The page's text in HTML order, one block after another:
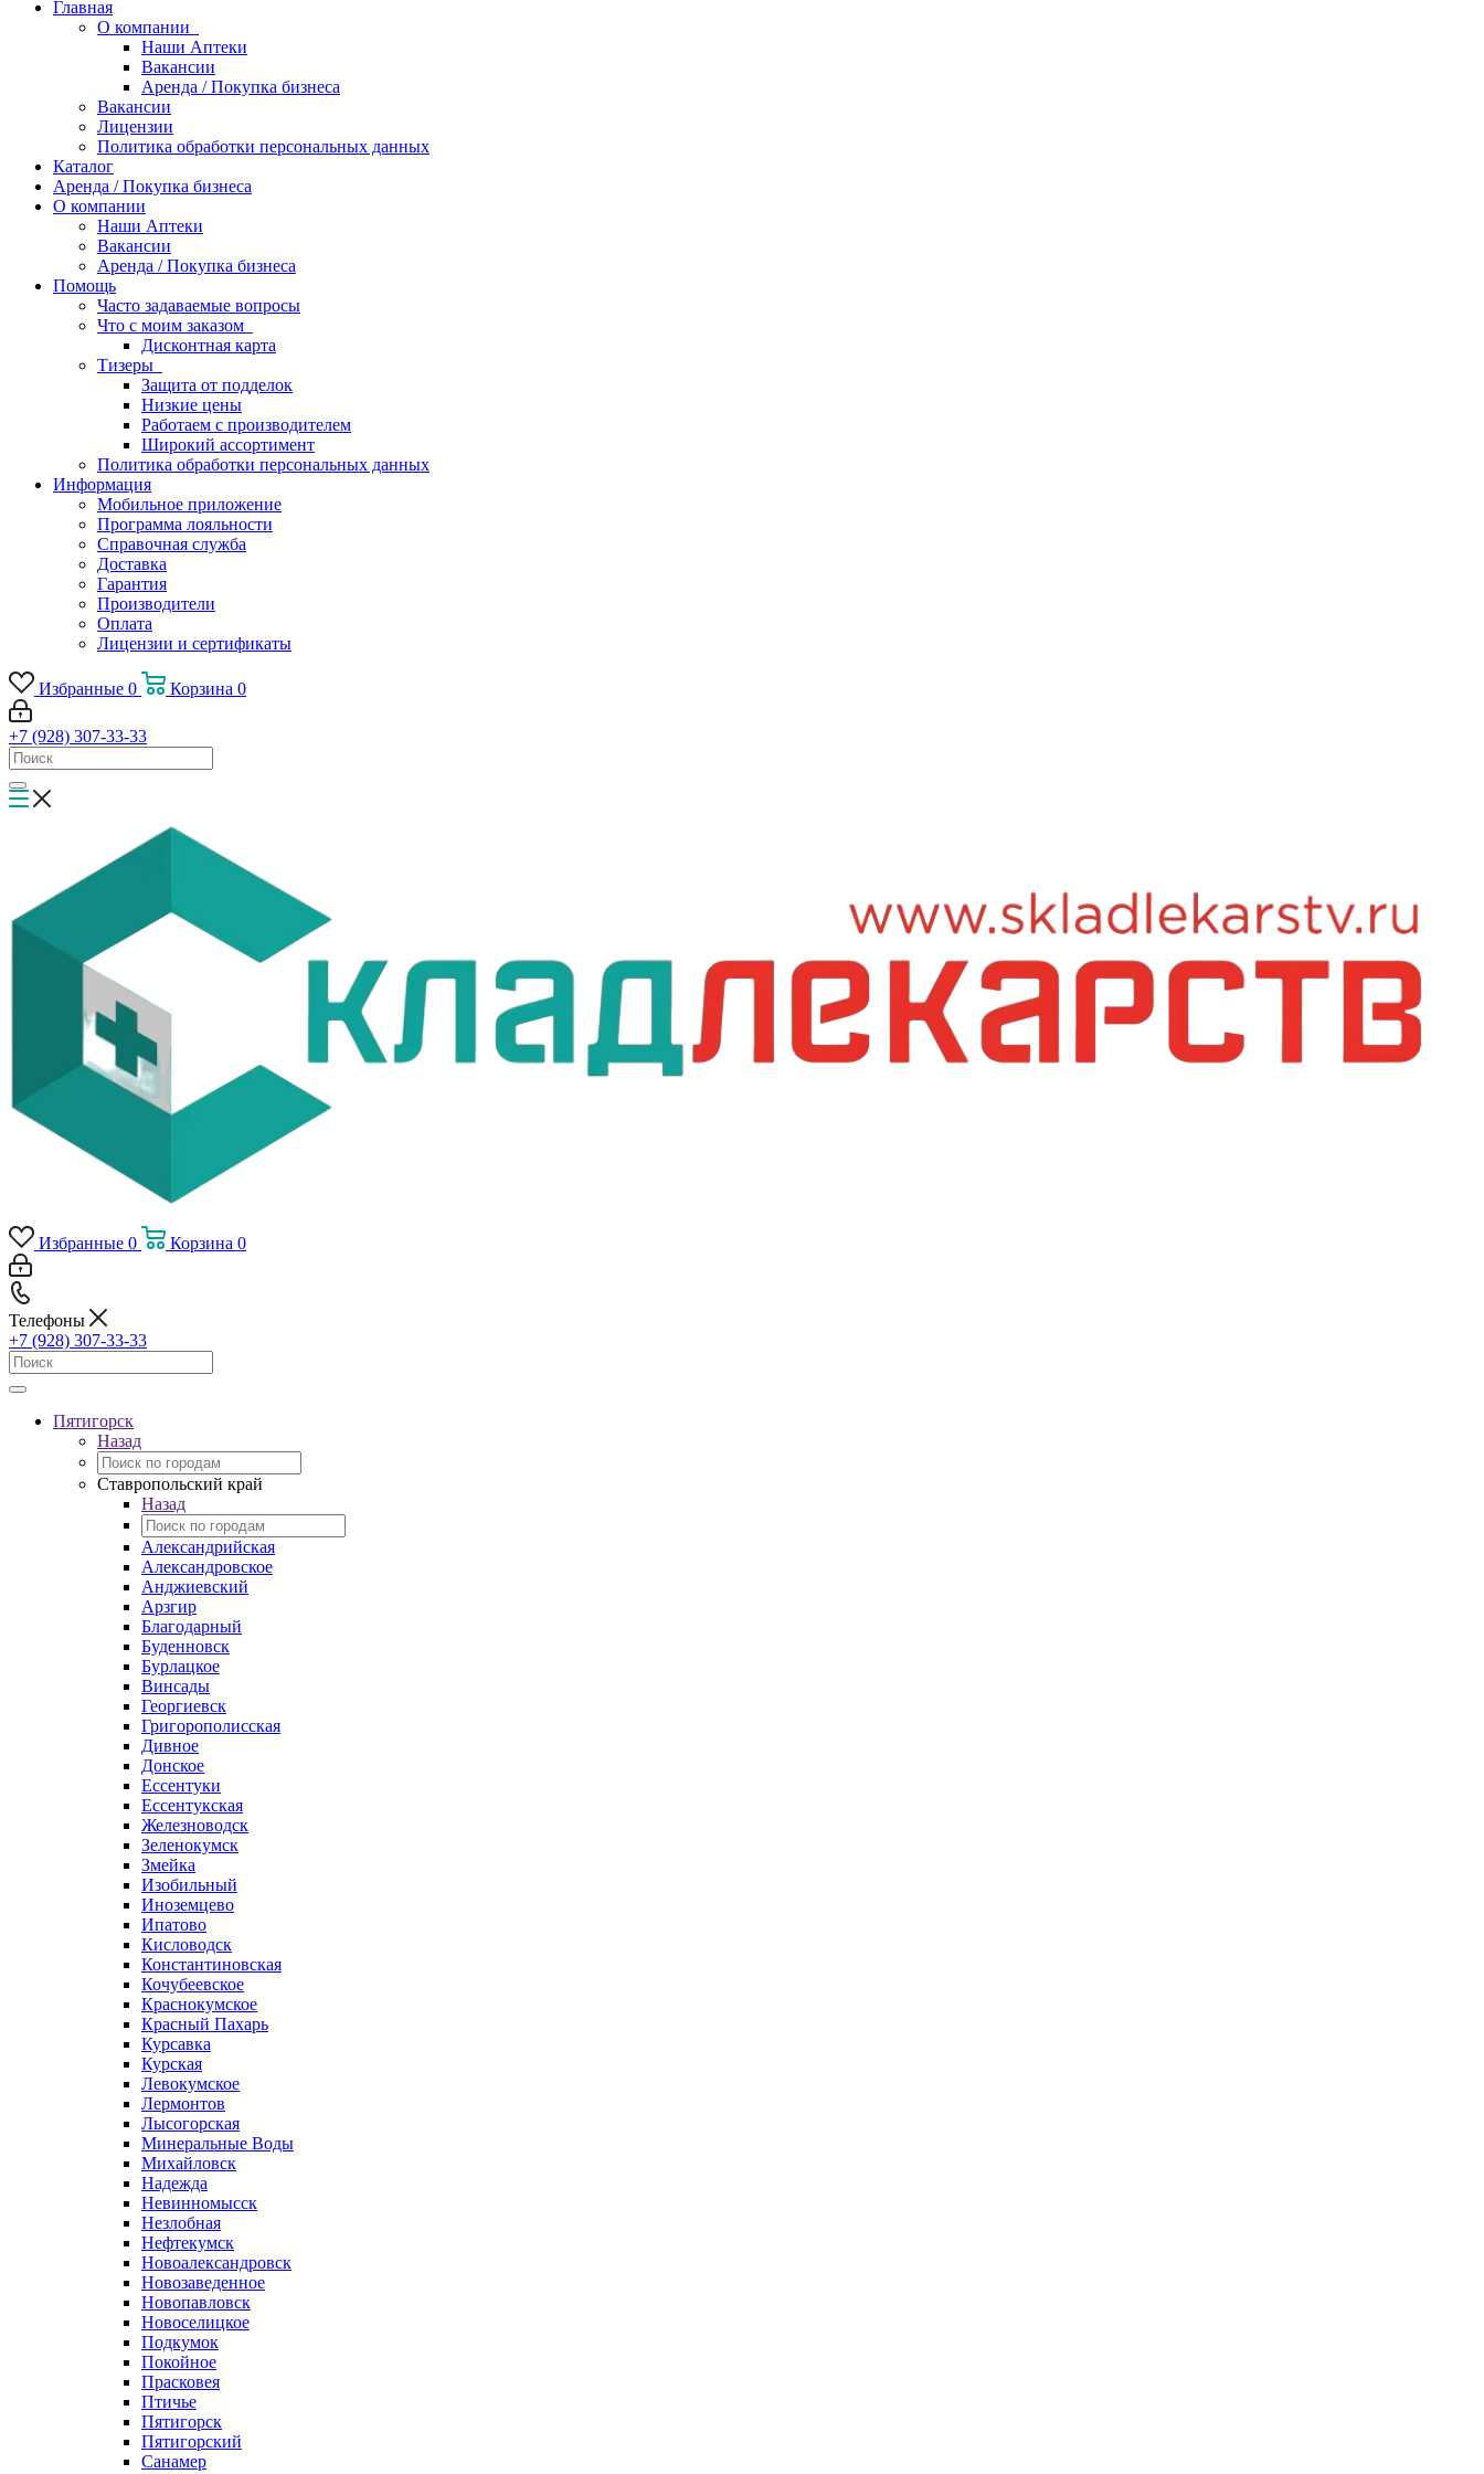
Главная
О компании
Наши Аптеки
Вакансии
Аренда / Покупка бизнеса
Вакансии
Лицензии
Политика обработки персональных данных
Каталог
Аренда / Покупка бизнеса
О компании
Наши Аптеки
Вакансии
Аренда / Покупка бизнеса
Помощь
Часто задаваемые вопросы
Что с моим заказом
Дисконтная карта
Тизеры
Защита от подделок
Низкие цены
Работаем с производителем
Широкий ассортимент
Политика обработки персональных данных
Информация
Мобильное приложение
Программа лояльности
Справочная служба
Доставка
Гарантия
Производители
Оплата
Лицензии и сертификаты
Избранные 0 Корзина 0
+7 (928) 307-33-33
Избранные 0 Корзина 0
Телефоны
+7 (928) 307-33-33
Пятигорск
Назад
Ставропольский край
Назад
Александрийская
Александровское
Анджиевский
Арзгир
Благодарный
Буденновск
Бурлацкое
Винсады
Георгиевск
Григорополисская
Дивное
Донское
Ессентуки
Ессентукская
Железноводск
Зеленокумск
Змейка
Изобильный
Иноземцево
Ипатово
Кисловодск
Константиновская
Кочубеевское
Краснокумское
Красный Пахарь
Курсавка
Курская
Левокумское
Лермонтов
Лысогорская
Минеральные Воды
Михайловск
Надежда
Невинномысск
Незлобная
Нефтекумск
Новоалександровск
Новозаведенное
Новопавловск
Новоселицкое
Подкумок
Покойное
Прасковея
Птичье
Пятигорск
Пятигорский
Санамер